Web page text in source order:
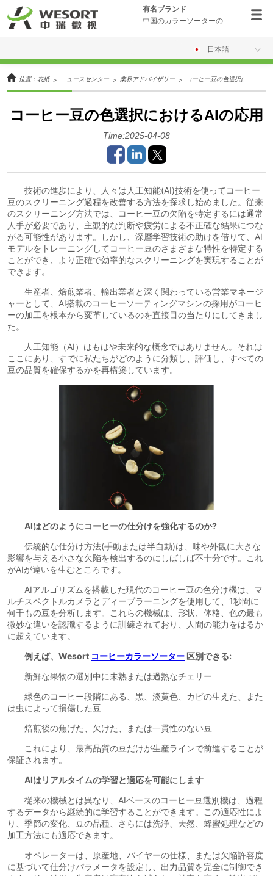
有名ブランド
中国のカラーソーターの
日本語
位置： 表紙 > ニュースセンター > 業界アドバイザリー > コーヒー豆の色選択におけるAI
コーヒー豆の色選択におけるAIの応用
Time:2025-04-08